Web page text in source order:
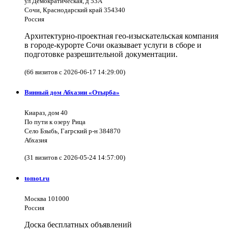
Сочи, Краснодарский край 354340
Россия
Архитектурно-проектная гео-изыскательская компания
в городе-курорте Сочи оказывает услуги в сборе и
подготовке разрешительной документации.
(66 визитов с 2026-06-17 14:29:00)
Винный дом Абхазии «Отырба»
Киараз, дом 40
По пути к озеру Рица
Село Бзыбь, Гагрский р-н 384870
Абхазия
(31 визитов с 2026-05-24 14:57:00)
tomot.ru
Москва 101000
Россия
Доска бесплатных объявлений